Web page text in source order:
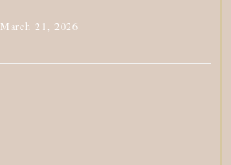
March 21, 2026